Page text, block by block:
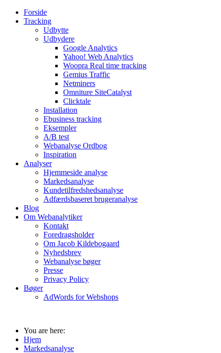
Forside
Tracking
Udbytte
Udbydere
Google Analytics
Yahoo! Web Analytics
Woopra Real time tracking
Gemius Traffic
Netminers
Omniture SiteCatalyst
Clicktale
Installation
Ebusiness tracking
Eksempler
A/B test
Webanalyse Ordbog
Inspiration
Analyser
Hjemmeside analyse
Markedsanalyse
Kundetilfredshedsanalyse
Adfærdsbaseret brugeranalyse
Blog
Om Webanalytiker
Kontakt
Foredragsholder
Om Jacob Kildebogaard
Nyhedsbrev
Webanalyse bøger
Presse
Privacy Policy
Bøger
AdWords for Webshops
You are here:
Hjem
Markedsanalyse